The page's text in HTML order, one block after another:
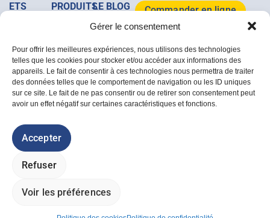
Gérer le consentement
Pour offrir les meilleures expériences, nous utilisons des technologies
telles que les cookies pour stocker et/ou accéder aux informations des
appareils. Le fait de consentir à ces technologies nous permettra de traiter
des données telles que le comportement de navigation ou les ID uniques
sur ce site. Le fait de ne pas consentir ou de retirer son consentement peut
avoir un effet négatif sur certaines caractéristiques et fonctions.
Accepter
Refuser
Voir les préférences
ETS
07 67
Rue de la
Dîme, 1A
/ B-7133,
Buvrinnes
info@majois.com
PRODUITS
SERVICES
Acier
Bois
de
jardin
Accessoires
Déstockage
LE BLOG
Tous les
Commander en ligne
Télécharger le
Politique des cookies
Politique de confidentialité
Livraisons et retours
i-logicsetPlik Plok Factory